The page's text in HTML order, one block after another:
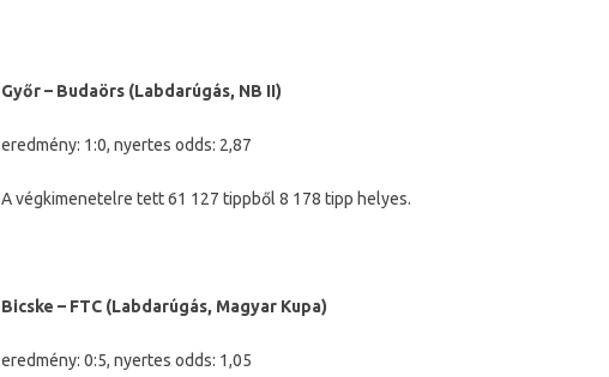
Győr – Budaörs (Labdarúgás, NB II)
eredmény: 1:0, nyertes odds: 2,87
A végkimenetelre tett 61 127 tippből 8 178 tipp helyes.
Bicske – FTC (Labdarúgás, Magyar Kupa)
eredmény: 0:5, nyertes odds: 1,05